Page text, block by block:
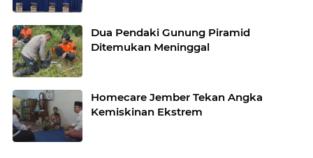
Dua Pendaki Gunung Piramid
Ditemukan Meninggal
Homecare Jember Tekan Angka
Kemiskinan Ekstrem